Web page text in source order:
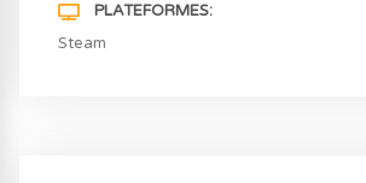
PLATEFORMES
Steam